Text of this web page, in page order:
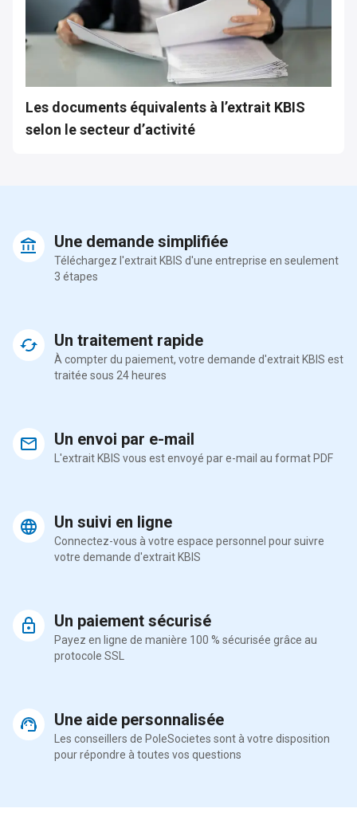
Les documents équivalents à l’extrait KBIS
selon le secteur d’activité
Une demande simplifiée
Téléchargez l'extrait KBIS d'une entreprise en seulement
3 étapes
Un traitement rapide
À compter du paiement, votre demande d'extrait KBIS est
traitée sous 24 heures
Un envoi par e-mail
L'extrait KBIS vous est envoyé par e-mail au format PDF
Un suivi en ligne
Connectez-vous à votre espace personnel pour suivre
votre demande d'extrait KBIS
Un paiement sécurisé
Payez en ligne de manière 100 % sécurisée grâce au
protocole SSL
Une aide personnalisée
Les conseillers de PoleSocietes sont à votre disposition
pour répondre à toutes vos questions